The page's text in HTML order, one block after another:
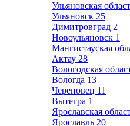
Ульяновская
Ульяновск 25
Димитровград 2
Новоульяновск 1
Мангистауская
Актау 28
Вологодская
Вологда 13
Череповец 11
Вытегра 1
Ярославская
Ярославль 20